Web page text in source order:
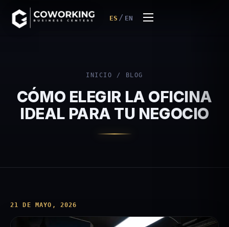
ES / EN
INICIO / BLOG
CÓMO ELEGIR LA OFICINA
IDEAL PARA TU NEGOCIO
21 DE MAYO, 2026